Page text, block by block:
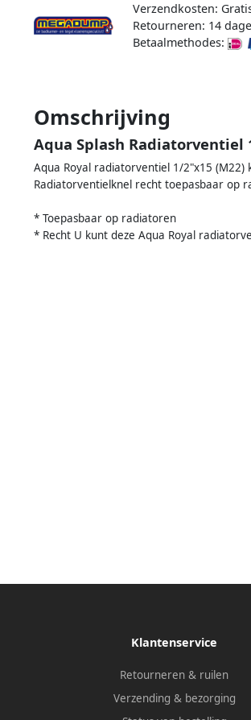
Verzendkosten:
Retourneren: 14
Betaalmethodes:
Omschrijving
Aqua Splash Radiatorventiel
Aqua Royal radiatorventiel 1/2"x15 (M22)
Radiatorventielknel recht toepasbaar op
* Toepasbaar op radiatoren
* Recht U kunt deze Aqua Royal
Klantenservice
Retourneren & ruilen
Verzending & bezorging